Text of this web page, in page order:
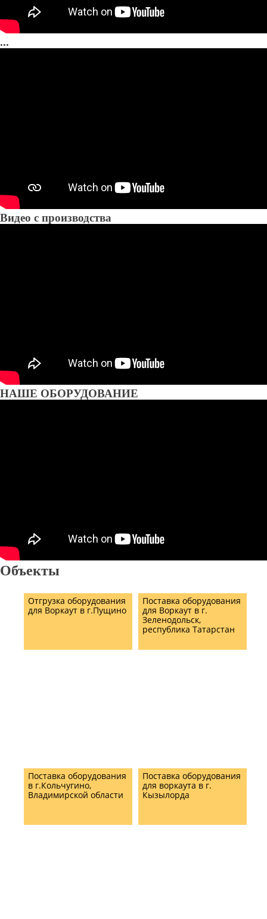
...
Видео с производства
НАШЕ ОБОРУДОВАНИЕ
Объекты
Отгрузка оборудования
для Воркаут в г.Пущино
Поставка оборудования
для Воркаут в г.
Зеленодольск,
республика Татарстан
Поставка оборудования
в г.Кольчугино,
Владимирской области
Поставка оборудования
для воркаута в г.
Кызылорда